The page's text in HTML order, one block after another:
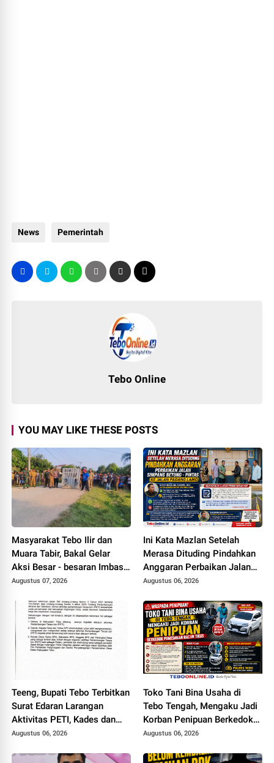
News Pemerintah
Tebo Online
YOU MAY LIKE THESE POSTS
Masyarakat Tebo Ilir dan
Muara Tabir, Bakal Gelar
Aksi Besar - besaran Imbas
Jalan Simpang Betung -
2027
Augustus 07, 2026
Ini Kata Mazlan Setelah
Merasa Dituding Pindahkan
Anggaran Perbaikan Jalan
Simpang Betung - Pintas ke
Augustus 06, 2026
Teeng, Bupati Tebo Terbitkan
Surat Edaran Larangan
Aktivitas PETI, Kades dan
Perangkat Desa Yang
Augustus 06, 2026
Toko Tani Bina Usaha di
Tebo Tengah, Mengaku Jadi
Korban Penipuan Berkedok
Pemesanan Racun Tikus
Augustus 06, 2026